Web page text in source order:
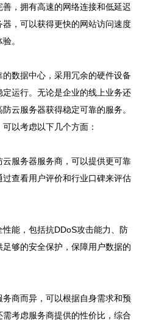
，拥有高速的网络连接和低延迟
，可以获得更快的网站访问速度
。
数据中心，采用冗余的硬件设备
运行。无论是企业的线上业务还
云服务器获得稳定可靠的服务。
以考虑以下几个方面：
服务器服务商，可以提供更可靠
查看用户评价和行业口碑来评估
能，包括抗DDoS攻击能力、防
够的安全保护，保障用户数据的
商而异，可以根据自身需求和预
考虑服务商提供的性价比，综合